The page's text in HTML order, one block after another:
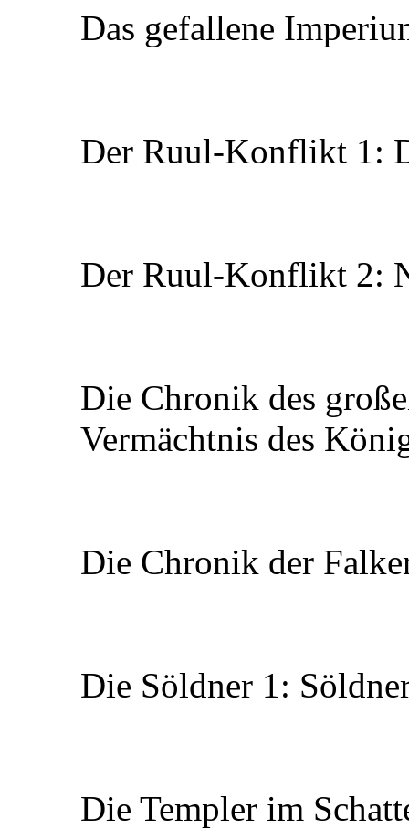
Das gefallene
Der Ruul-Konflikt 1:
Der Ruul-Konflikt 2:
Die Chronik des
Vermächtnis des
Die Chronik der
Die Söldner 1:
Die Templer im